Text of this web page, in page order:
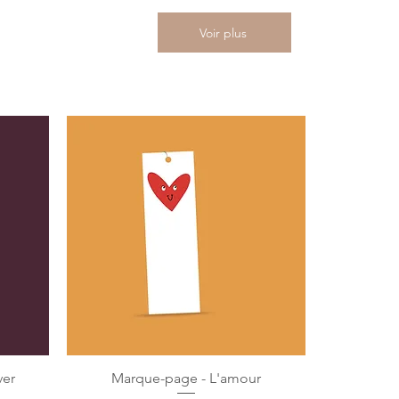
Voir plus
Marque-page - L'amour